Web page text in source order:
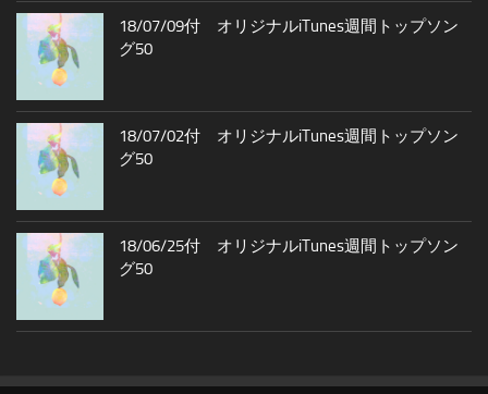
18/07/09付 オリジナルiTunes週間トップソン
グ50
18/07/02付 オリジナルiTunes週間トップソン
グ50
18/06/25付 オリジナルiTunes週間トップソン
グ50